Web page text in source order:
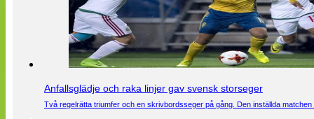
Anfallsglädje och raka linjer gav svensk storseger
Två regelrätta triumfer och en skrivbordsseger på gång. Den inställda